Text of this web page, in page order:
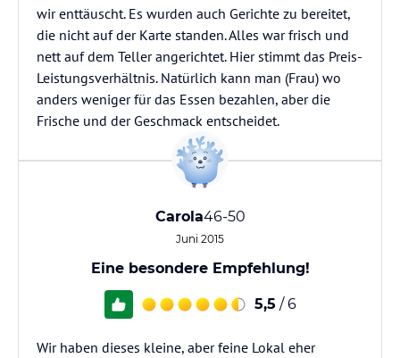
wir enttäuscht. Es wurden auch Gerichte zu bereitet,
die nicht auf der Karte standen. Alles war frisch und
nett auf dem Teller angerichtet. Hier stimmt das Preis-
Leistungsverhältnis. Natürlich kann man (Frau) wo
anders weniger für das Essen bezahlen, aber die
Frische und der Geschmack entscheidet.
Carola46-50
Juni 2015
Eine besondere Empfehlung!
5,5 / 6
Wir haben dieses kleine, aber feine Lokal eher